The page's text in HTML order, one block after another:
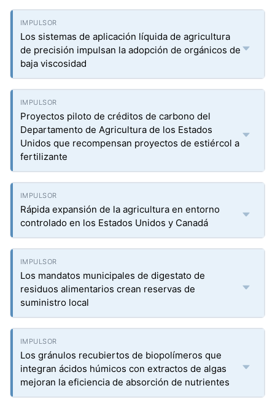
Los sistemas de aplicación líquida de agricultura
de precisión impulsan la adopción de orgánicos de
baja viscosidad
Proyectos piloto de créditos de carbono del
Departamento de Agricultura de los Estados
Unidos que recompensan proyectos de estiércol a
fertilizante
Rápida expansión de la agricultura en entorno
controlado en los Estados Unidos y Canadá
Los mandatos municipales de digestato de
residuos alimentarios crean reservas de
suministro local
Los gránulos recubiertos de biopolímeros que
integran ácidos húmicos con extractos de algas
mejoran la eficiencia de absorción de nutrientes